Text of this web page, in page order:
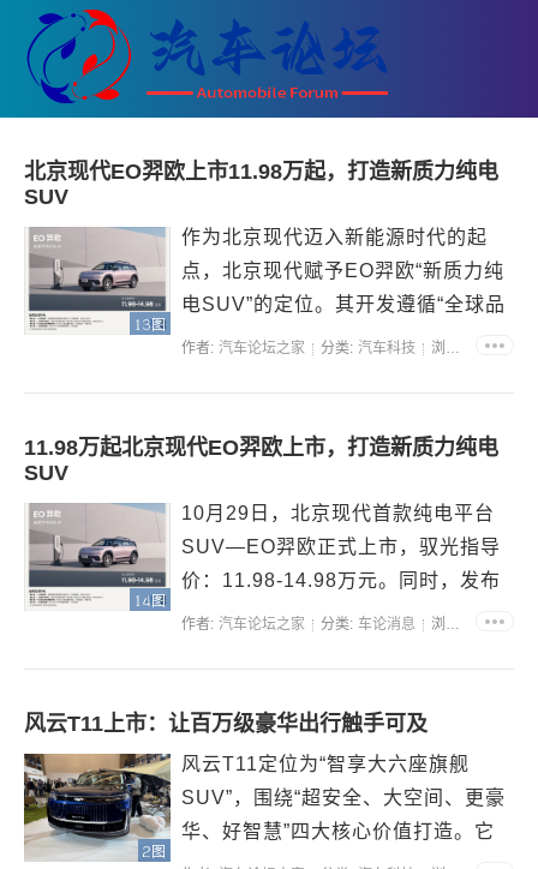
北京现代EO羿欧上市11.98万起，打造新质力纯电
SUV
13图
作为北京现代迈入新能源时代的起
点，北京现代赋予EO羿欧“新质力纯
电SUV”的定位。其开发遵循“全球品
质+中国技术”的核心路径，延续全球
EO羿欧为用户提供“安全、驾乘、技
作者: 汽车论坛之家 分类: 汽车科技 浏览:37767
11.98万起北京现代EO羿欧上市，打造新质力纯电
SUV
14图
10月29日，北京现代首款纯电平台
SUV—EO羿欧正式上市，驭光指导
价：11.98-14.98万元。同时，发布
会也公布了EO羿欧“送充电桩”、“送0
购车政策。 EO羿欧推出三种...
作者: 汽车论坛之家 分类: 车论消息 浏览:59636
风云T11上市：让百万级豪华出行触手可及
2图
风云T11定位为“智享大六座旗舰
SUV”，围绕“超安全、大空间、更豪
华、好智慧”四大核心价值打造。它
深度融合多种沉浸式场景，以11大全